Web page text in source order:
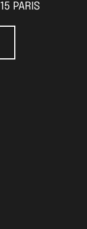
PARIS